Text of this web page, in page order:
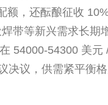
额，还酝酿征收
带等新兴需求长
54000-54300 美
决议，供需紧平衡